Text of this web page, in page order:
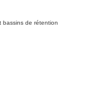
bassins de rétention